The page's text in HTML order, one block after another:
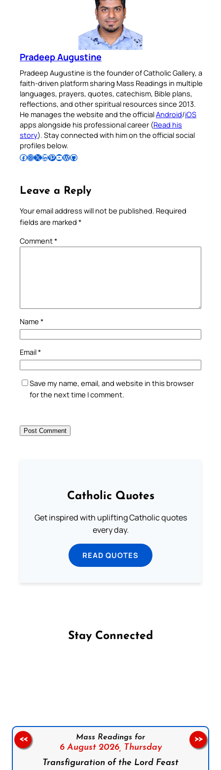
Pradeep Augustine
Pradeep Augustine is the founder of Catholic Gallery, a
faith-driven platform sharing Mass Readings in multiple
languages, prayers, quotes, catechism, Bible plans,
reflections, and other spiritual resources since 2013.
He manages the website and the officialAndroid/iOS
apps alongside his professional career (Read his
story). Stay connected with him on the official social
profiles below.
Follow Pradeep on Facebook Follow Pradeep on InstagramFollow Pradeep on X Follow Pradeep on LinkedIn Follow Pradeep on Pinterest Subscribe to Pradeep’s Youtube Channel Follow Pradeep on WordPress Follow Pradeep on GitHub
Leave a Reply
Your email address will not be published. Required
fields are marked *
Comment*
Name *
Email*
Save my name, email, and website in this browser
for the next time I comment.
Catholic Quotes
Get inspired with uplifting Catholic quotes
every day.
READ QUOTES
Stay Connected
Mass Readings for
6 August 2026, Thursday
Transfiguration of the Lord Feast
<< >>